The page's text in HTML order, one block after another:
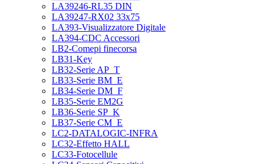
LA39246-RL35 DIN
LA39247-RX02 33x75
LA393-Visualizzatore Digitale
LA394-CDC Accessori
LB2-Comepi finecorsa
LB31-Key
LB32-Serie AP_T
LB33-Serie BM_E
LB34-Serie DM_F
LB35-Serie EM2G
LB36-Serie SP_K
LB37-Serie CM_E
LC2-DATALOGIC-INFRA
LC32-Effetto HALL
LC33-Fotocellule